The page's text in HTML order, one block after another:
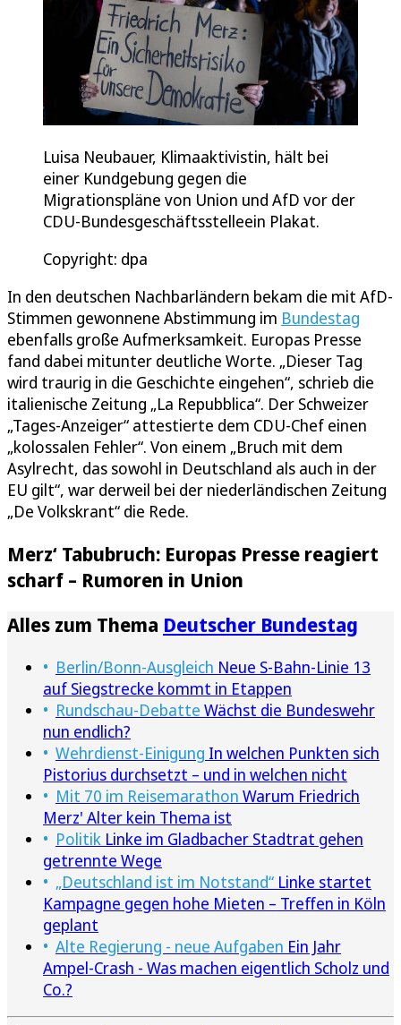
Luisa Neubauer, Klimaaktivistin, hält bei
einer Kundgebung gegen die
Migrationspläne von Union und AfD vor der
CDU-Bundesgeschäftsstelleein Plakat.
Copyright: dpa
In den deutschen Nachbarländern bekam die mit AfD-
Stimmen gewonnene Abstimmung im Bundestag
ebenfalls große Aufmerksamkeit. Europas Presse
fand dabei mitunter deutliche Worte. „Dieser Tag
wird traurig in die Geschichte eingehen“, schrieb die
italienische Zeitung „La Repubblica“. Der Schweizer
„Tages-Anzeiger“ attestierte dem CDU-Chef einen
„kolossalen Fehler“. Von einem „Bruch mit dem
Asylrecht, das sowohl in Deutschland als auch in der
EU gilt“, war derweil bei der niederländischen Zeitung
„De Volkskrant“ die Rede.
Merz‘ Tabubruch: Europas Presse reagiert
scharf – Rumoren in Union
Alles zum Thema Deutscher Bundestag
Berlin/Bonn-Ausgleich Neue S-Bahn-Linie 13
auf Siegstrecke kommt in Etappen
Rundschau-Debatte Wächst die Bundeswehr
nun endlich?
Wehrdienst-Einigung In welchen Punkten sich
Pistorius durchsetzt – und in welchen nicht
Mit 70 im Reisemarathon Warum Friedrich
Merz' Alter kein Thema ist
Politik Linke im Gladbacher Stadtrat gehen
getrennte Wege
„Deutschland ist im Notstand“ Linke startet
Kampagne gegen hohe Mieten – Treffen in Köln
geplant
Alte Regierung - neue Aufgaben Ein Jahr
Ampel-Crash - Was machen eigentlich Scholz und
Co.?